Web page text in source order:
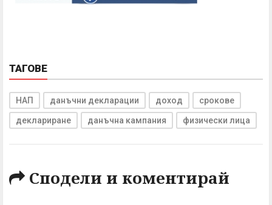
ТАГОВЕ
НАП данъчни декларации доход срокове
деклариране данъчна кампания физически лица
Сподели и коментирай